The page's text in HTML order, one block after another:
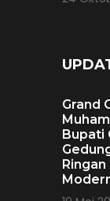
Grand
Bupati